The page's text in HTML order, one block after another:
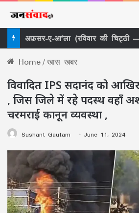
Home/खास खबर
विवादित IPS सदानंद को
, जिस जिले में रहे पदस्थ वहाँ
चरमराई कानून व्यवस्था ,
Sushant Gautam June 11, 2024